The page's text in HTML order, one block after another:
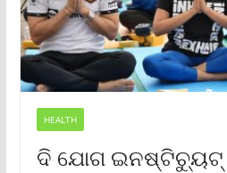
HEALTH
ଦି ଯୋଗ